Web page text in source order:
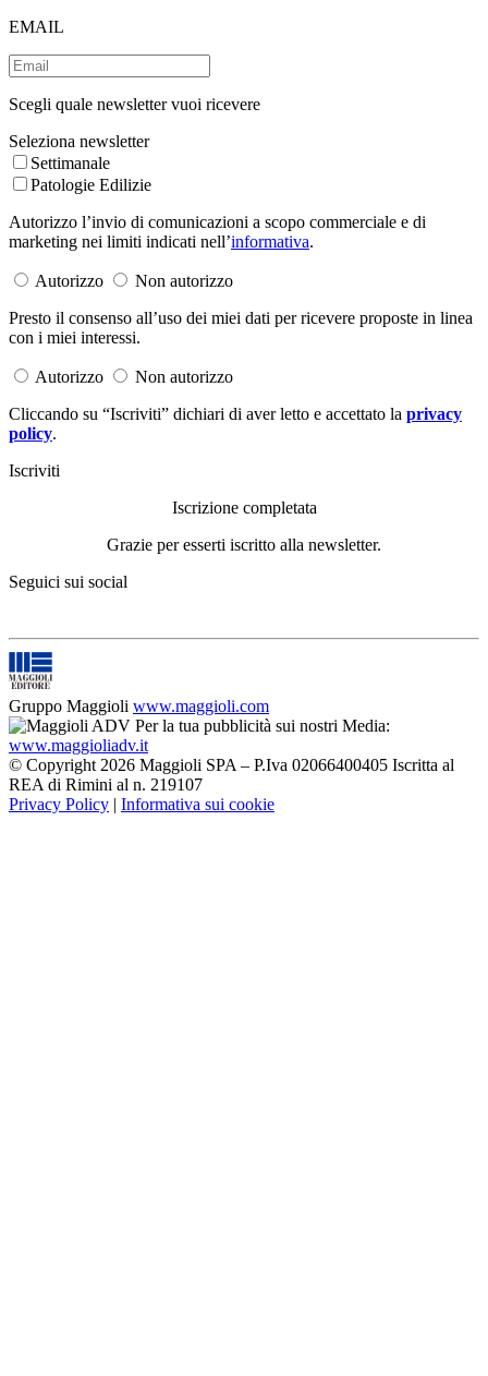
EMAIL
Scegli quale newsletter vuoi ricevere
Seleziona newsletter
Settimanale
Patologie Edilizie
Autorizzo l’invio di comunicazioni a scopo commerciale e di
marketing nei limiti indicati nell’informativa.
Autorizzo
Non autorizzo
Presto il consenso all’uso dei miei dati per ricevere proposte in linea
con i miei interessi.
Autorizzo
Non autorizzo
Cliccando su “Iscriviti” dichiari di aver letto e accettato la privacy
policy.
Iscriviti
Iscrizione completata
Grazie per esserti iscritto alla newsletter.
Seguici sui social
Gruppo Maggioli www.maggioli.com
Per la tua pubblicità sui nostri Media:
www.maggioliadv.it
© Copyright 2026 Maggioli SPA – P.Iva 02066400405 Iscritta al
REA di Rimini al n. 219107
Privacy Policy | Informativa sui cookie